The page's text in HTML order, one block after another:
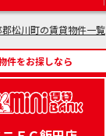
松川町の賃貸物件一覧
件をお探しなら